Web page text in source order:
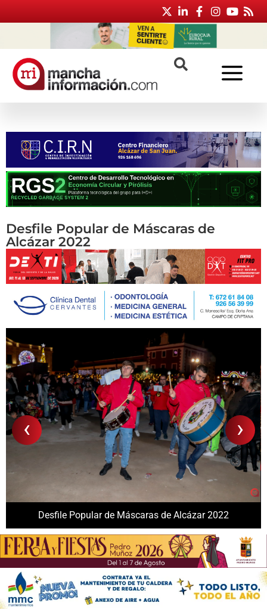
Desfile Popular de Máscaras de
Alcázar 2022
‹ ›
Desfile Popular de Máscaras de Alcázar 2022